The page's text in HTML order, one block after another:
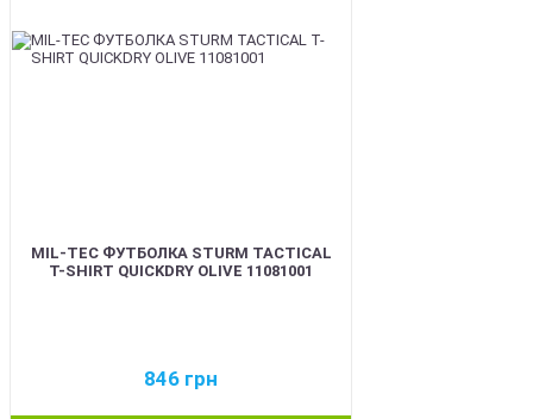
MIL-TEC ФУТБОЛКА STURM TACTICAL
T-SHIRT QUICKDRY OLIVE 11081001
846 грн